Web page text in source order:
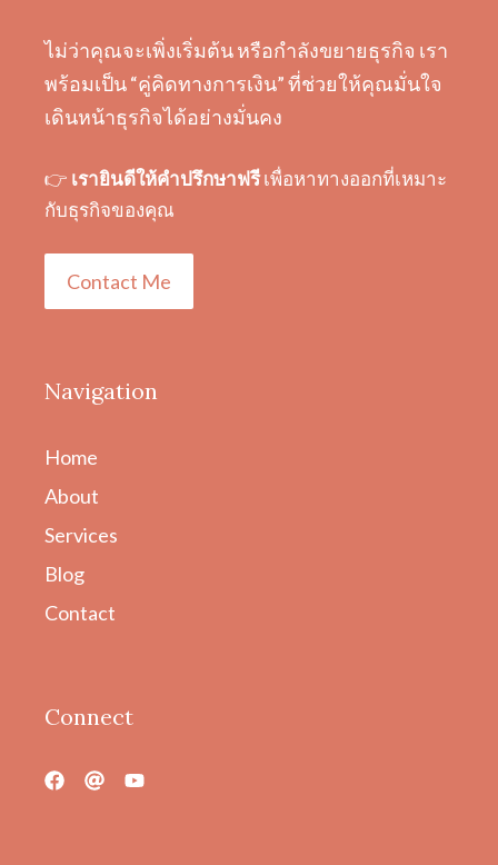
ไม่ว่าคุณจะเพิ่งเริ่มต้น หรือกำลังขยายธุรกิจ เรา
พร้อมเป็น “คู่คิดทางการเงิน” ที่ช่วยให้คุณมั่นใจ
เดินหน้าธุรกิจได้อย่างมั่นคง
👉 เรายินดีให้คำปรึกษาฟรีเพื่อหาทางออกที่เหมาะ
กับธุรกิจของคุณ
Contact Me
Navigation
Home
About
Services
Blog
Contact
Connect